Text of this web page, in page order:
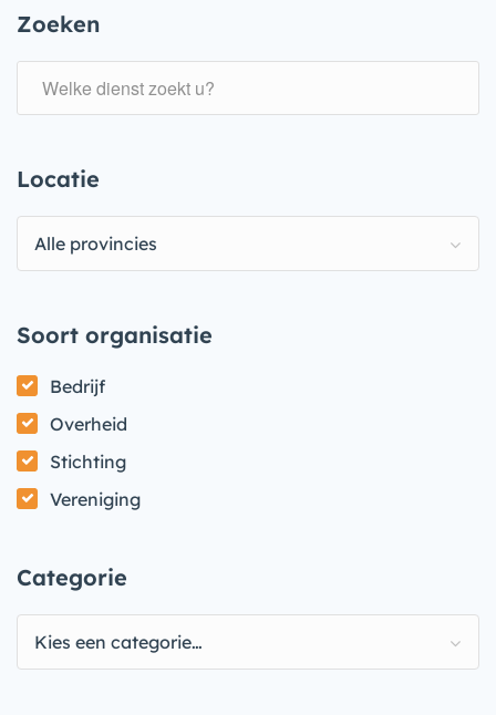
Zoeken
Locatie
Alle provincies
Soort organisatie
Bedrijf
Overheid
Stichting
Vereniging
Categorie
Kies een categorie…